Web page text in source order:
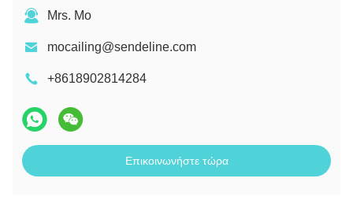
Mrs. Mo
mocailing@sendeline.com
+8618902814284
Επικοινωνήστε τώρα